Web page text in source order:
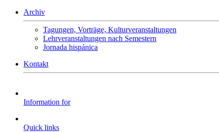
Archiv
Tagungen, Vorträge, Kulturveranstaltungen
Lehrveranstaltungen nach Semestern
Jornada hispánica
Kontakt
Information for
Quick links